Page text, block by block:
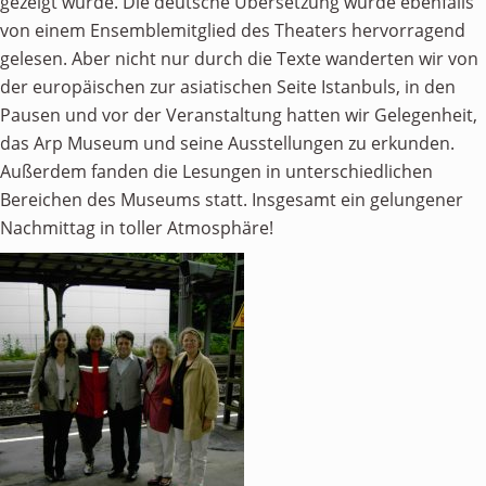
von einem Ensemblemitglied des Theaters hervorragend
gelesen. Aber nicht nur durch die Texte wanderten wir von
der europäischen zur asiatischen Seite Istanbuls, in den
Pausen und vor der Veranstaltung hatten wir Gelegenheit,
das Arp Museum und seine Ausstellungen zu erkunden.
Außerdem fanden die Lesungen in unterschiedlichen
Bereichen des Museums statt. Insgesamt ein gelungener
Nachmittag in toller Atmosphäre!